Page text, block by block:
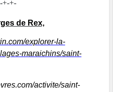
+-+-
de Rex,
explorer-la-
maraichins/saint-
activite/saint-